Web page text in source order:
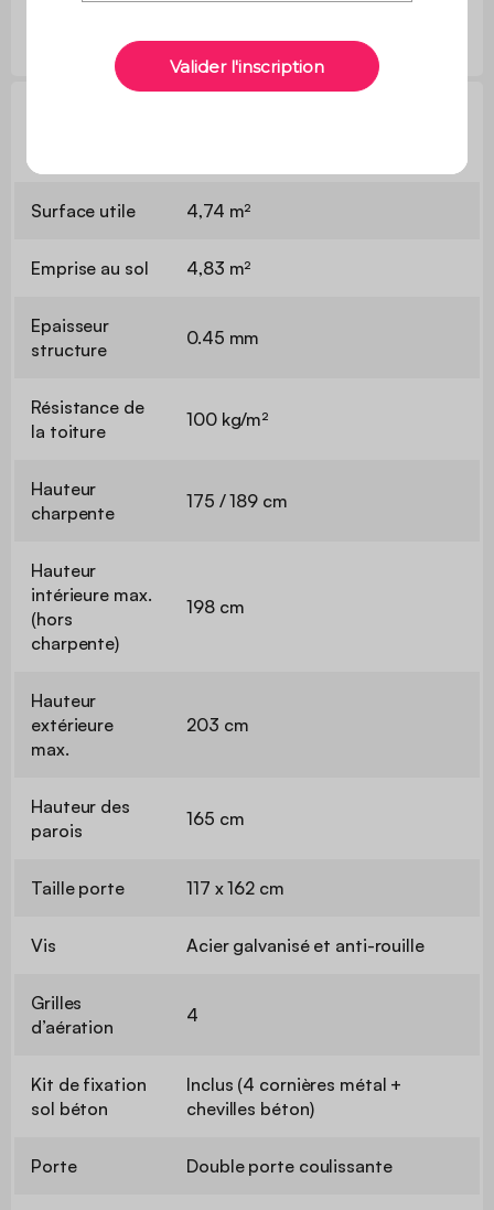
Surface utile 4,74 m²
Emprise au sol 4,83 m²
Epaisseur
structure
0.45 mm
Résistance de
la toiture
100 kg/m²
Hauteur
charpente
175 / 189 cm
Hauteur
intérieure max.
(hors
charpente)
198 cm
Hauteur
extérieure
max.
203 cm
Hauteur des
parois
165 cm
Taille porte 117 x 162 cm
Vis Acier galvanisé et anti-rouille
Grilles
d’aération
4
Kit de fixation
sol béton
Inclus (4 cornières métal +
chevilles béton)
Porte Double porte coulissante